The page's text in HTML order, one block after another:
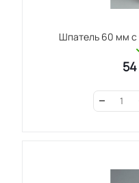
Шпатель 60 мм с
54